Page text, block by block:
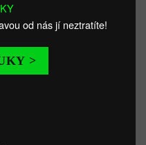
od nás jí neztratíte!
>